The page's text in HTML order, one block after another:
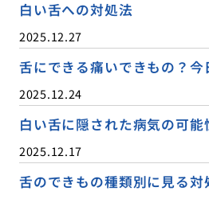
白い舌への対処法
2025.12.27
舌にできる痛いできもの？
2025.12.24
白い舌に隠された病気の可能
2025.12.17
舌のできもの種類別に見る対